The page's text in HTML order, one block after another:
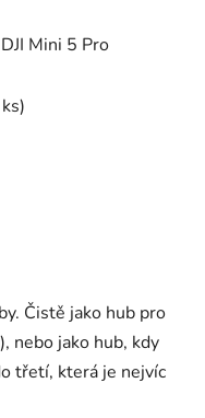
Mini 5 Pro
Čistě jako hub pro
nebo jako hub, kdy
třetí, která je nejvíc